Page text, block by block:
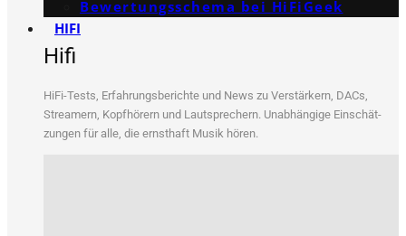
Bewertungs­schema bei HiFiGeek
HIFI
Hifi
HiFi-Tests, Erfah­rungs­be­rich­te und News zu Ver­stär­kern, DACs,
Strea­mern, Kopf­hö­rern und Laut­spre­chern. Unab­hän­gi­ge Ein­schät­
zun­gen für alle, die ernst­haft Musik hören.